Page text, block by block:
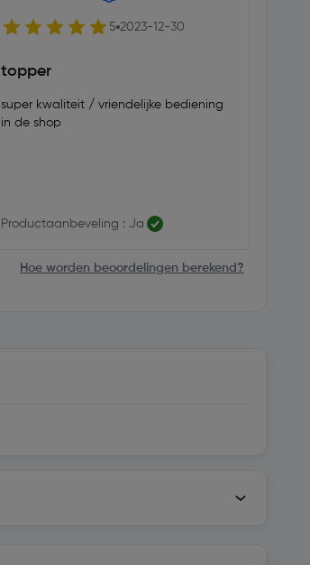
5 2023-12-30
topper
super kwaliteit / vriendelijke bediening
in de shop
Productaanbeveling : Ja
Hoe worden beoordelingen berekend?